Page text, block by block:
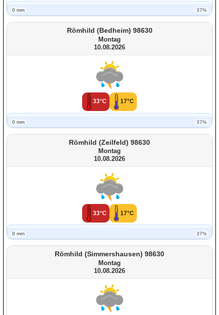
0 mm 37%
Römhild (Bedheim) 98630
Montag
10.08.2026
33°C 17°C
0 mm 37%
Römhild (Zeilfeld) 98630
Montag
10.08.2026
33°C 17°C
0 mm 37%
Römhild (Simmershausen) 98630
Montag
10.08.2026